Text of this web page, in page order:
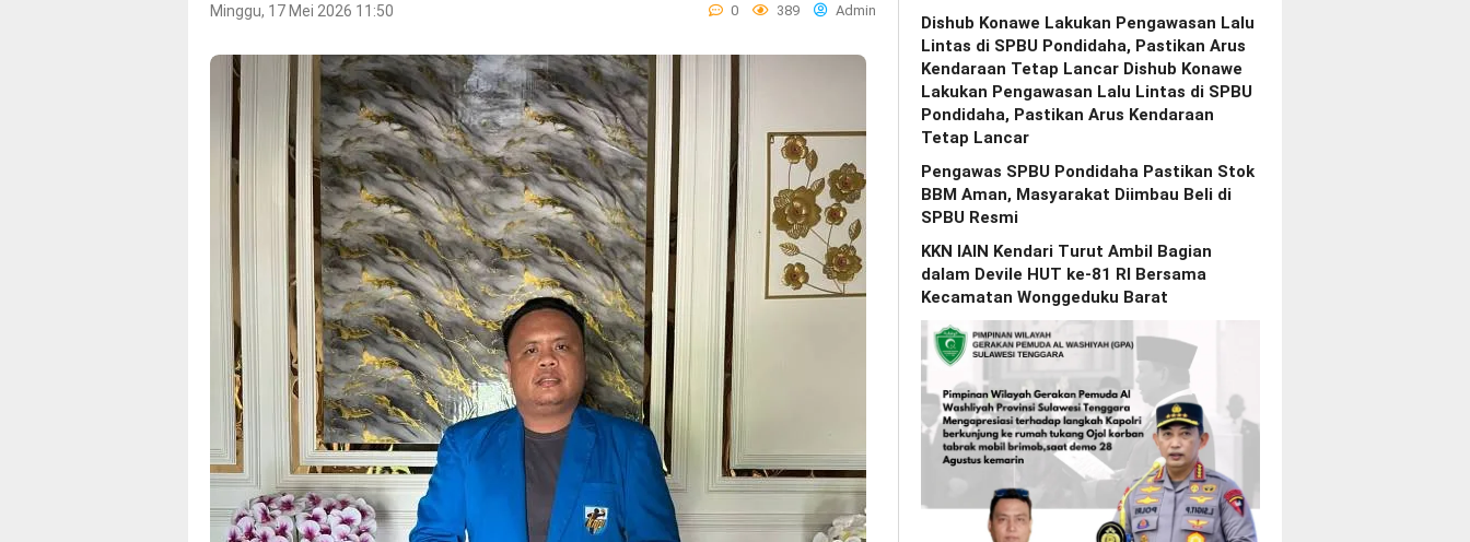
Minggu, 17 Mei 2026 11:50 0 389 Admin
Dishub Konawe Lakukan Pengawasan Lalu
Lintas di SPBU Pondidaha, Pastikan Arus
Kendaraan Tetap Lancar Dishub Konawe
Lakukan Pengawasan Lalu Lintas di SPBU
Pondidaha, Pastikan Arus Kendaraan
Tetap Lancar
Pengawas SPBU Pondidaha Pastikan Stok
BBM Aman, Masyarakat Diimbau Beli di
SPBU Resmi
KKN IAIN Kendari Turut Ambil Bagian
dalam Devile HUT ke-81 RI Bersama
Kecamatan Wonggeduku Barat